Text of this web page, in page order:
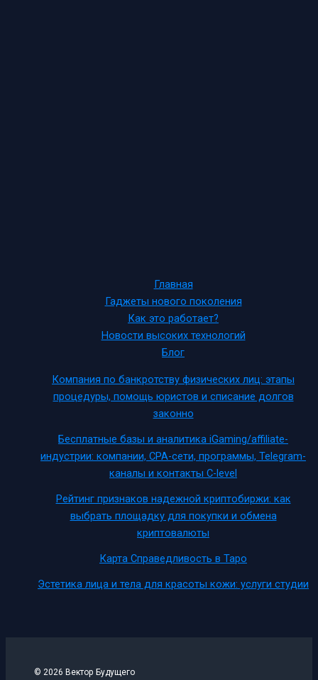
Главная
Гаджеты нового поколения
Как это работает?
Новости высоких технологий
Блог
Компания по банкротству физических лиц: этапы
процедуры, помощь юристов и списание долгов
законно
Бесплатные базы и аналитика iGaming/affiliate-
индустрии: компании, CPA-сети, программы, Telegram-
каналы и контакты C-level
Рейтинг признаков надежной криптобиржи: как
выбрать площадку для покупки и обмена
криптовалюты
Карта Справедливость в Таро
Эстетика лица и тела для красоты кожи: услуги студии
© 2026 Вектор Будущего